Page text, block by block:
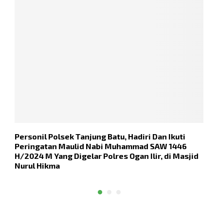
Personil Polsek Tanjung Batu, Hadiri Dan Ikuti
Peringatan Maulid Nabi Muhammad SAW 1446
H/2024 M Yang Digelar Polres Ogan Ilir, di Masjid
Nurul Hikma